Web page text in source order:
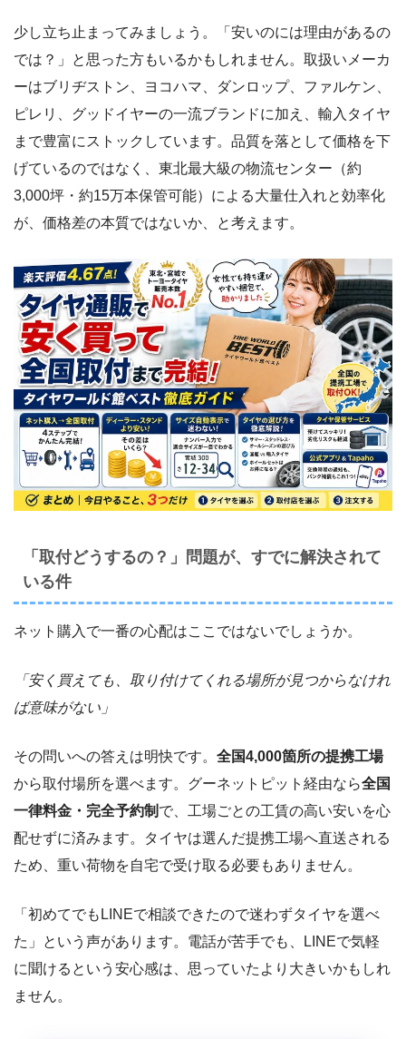
少し立ち止まってみましょう。「安いのには理由があるの
では？」と思った方もいるかもしれません。取扱いメーカ
ーはブリヂストン、ヨコハマ、ダンロップ、ファルケン、
ピレリ、グッドイヤーの一流ブランドに加え、輸入タイヤ
まで豊富にストックしています。品質を落として価格を下
げているのではなく、東北最大級の物流センター（約
3,000坪・約15万本保管可能）による大量仕入れと効率化
が、価格差の本質ではないか、と考えます。
「取付どうするの？」問題が、すでに解決されて
いる件
ネット購入で一番の心配はここではないでしょうか。
「安く買えても、取り付けてくれる場所が見つからなけれ
ば意味がない」
その問いへの答えは明快です。 全国4,000箇所の提携工場
から取付場所を選べます。グーネットピット経由なら全国
一律料金・完全予約制 で、工場ごとの工賃の高い安いを心
配せずに済みます。タイヤは選んだ提携工場へ直送される
ため、重い荷物を自宅で受け取る必要もありません。
「初めてでもLINEで相談できたので迷わずタイヤを選べ
た」という声があります。電話が苦手でも、LINEで気軽
に聞けるという安心感は、思っていたより大きいかもしれ
ません。